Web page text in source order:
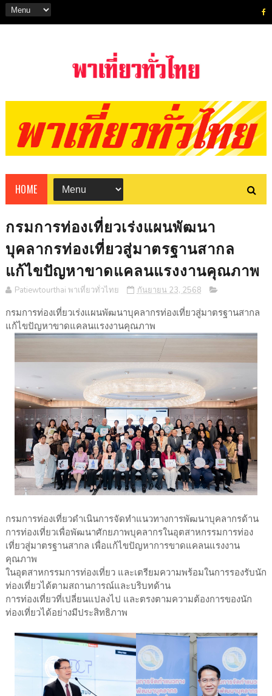
HOME
กรมการท่องเที่ยวเร่งแผนพัฒนา
บุคลากรท่องเที่ยวสู่มาตรฐานสากล
แก้ไขปัญหาขาดแคลนแรงงานคุณภาพ
Patiewtourthai พาเที่ยวทั่วไทย กันยายน 23, 2568
กรมการท่องเที่ยวเร่งแผนพัฒนาบุคลากรท่องเที่ยวสู่มาตรฐานสากล
แก้ไขปัญหาขาดแคลนแรงงานคุณภาพ
กรมการท่องเที่ยวดำเนินการจัดทำแนวทางการพัฒนาบุคลากรด้าน
การท่องเที่ยวเพื่อพัฒนาศักยภาพบุคลากรในอุตสาหกรรมการท่อง
เที่ยวสู่มาตรฐานสากล เพื่อแก้ไขปัญหาการขาดแคลนแรงงาน
คุณภาพ
ในอุตสาหกรรมการท่องเที่ยว และเตรียมความพร้อมในการรองรับนัก
ท่องเที่ยวได้ตามสถานการณ์และบริบทด้าน
การท่องเที่ยวที่เปลี่ยนแปลงไป และตรงตามความต้องการของนัก
ท่องเที่ยวได้อย่างมีประสิทธิภาพ